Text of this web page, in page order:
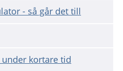
- så går det till
kortare tid